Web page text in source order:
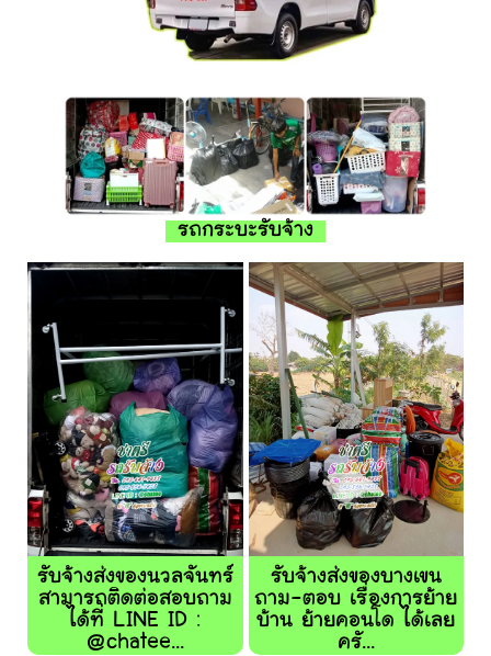
รถกระบะรับจ้าง
รับจ้างส่งของนวลจันทร์
สามารถติดต่อสอบถาม
ได้ที่ LINE ID :
@chatee...
รับจ้างส่งของบางเขน
ถาม-ตอบ เรื่องการย้าย
บ้าน ย้ายคอนโด ได้เลย
ครั...